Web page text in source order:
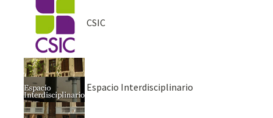
CSIC
Espacio Interdisciplinario